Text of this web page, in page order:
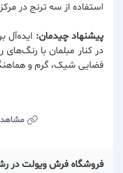
استفاده از سه ترنج در
پیشنهاد چیدمان: ایده‌آل
در کنار مبلمان با
فضایی شیک، گرم و
فروشگاه فرش ویولت در